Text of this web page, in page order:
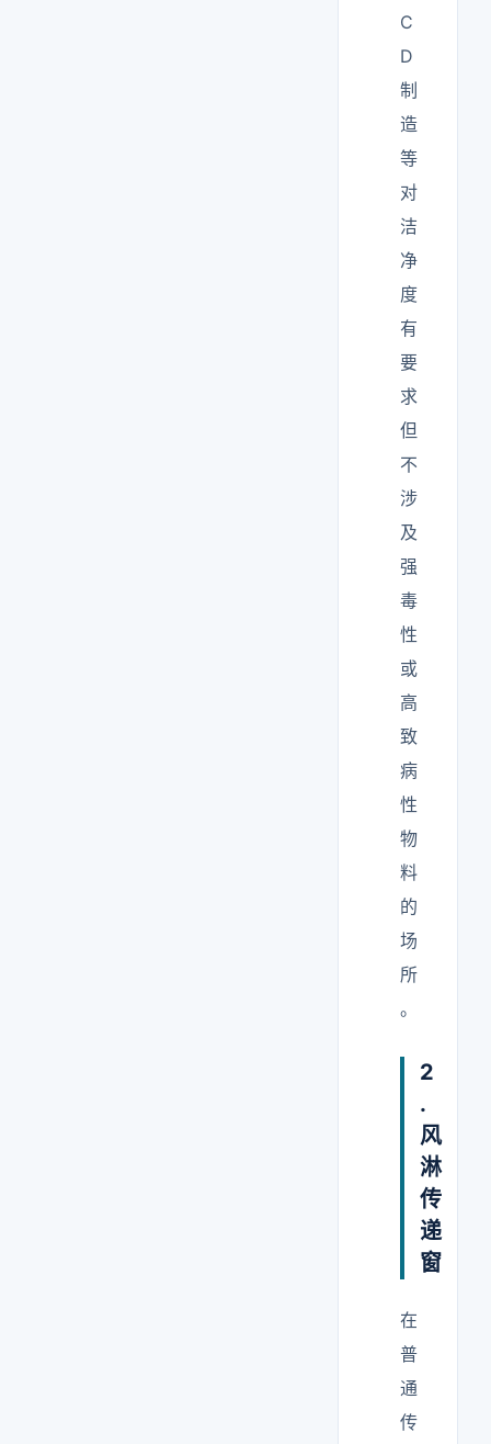
C
D
制
造
等
对
洁
净
度
有
要
求
但
不
涉
及
强
毒
性
或
高
致
病
性
物
料
的
场
所
。
2
.
风
淋
传
递
窗
在
普
通
传